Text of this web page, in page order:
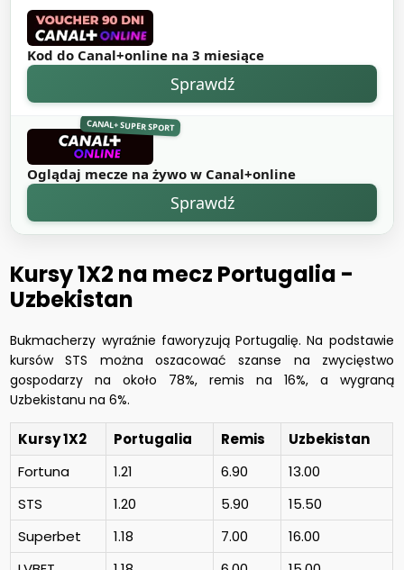
Kod do Canal+online na 3 miesiące
Sprawdź
CANAL+ SUPER SPORT
Oglądaj mecze na żywo w Canal+online
Sprawdź
Kursy 1X2 na mecz Portugalia -
Uzbekistan
Bukmacherzy wyraźnie faworyzują Portugalię. Na podstawie
kursów STS można oszacować szanse na zwycięstwo
gospodarzy na około 78%, remis na 16%, a wygraną
Uzbekistanu na 6%.
Kursy 1X2 Portugalia Remis
Uzbekistan
Fortuna
1.21 6.90
13.00
STS
1.20 5.90
15.50
Superbet
1.18 7.00
16.00